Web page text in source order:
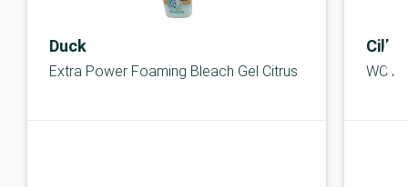
Duck
Extra Power Foaming Bleach Gel Citrus
Cillit
WC